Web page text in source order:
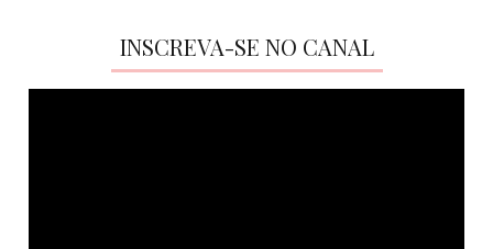
INSCREVA-SE NO CANAL